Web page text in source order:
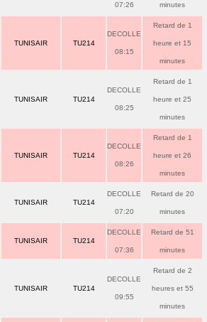
07:26 minutes
TUNISAIR TU214
DECOLLE
08:15
Retard de 1
heure et 15
minutes
TUNISAIR TU214
DECOLLE
08:25
Retard de 1
heure et 25
minutes
TUNISAIR TU214
DECOLLE
08:26
Retard de 1
heure et 26
minutes
TUNISAIR TU214
DECOLLE
07:20
Retard de 20
minutes
TUNISAIR TU214
DECOLLE
07:36
Retard de 51
minutes
TUNISAIR TU214
DECOLLE
09:55
Retard de 2
heures et 55
minutes